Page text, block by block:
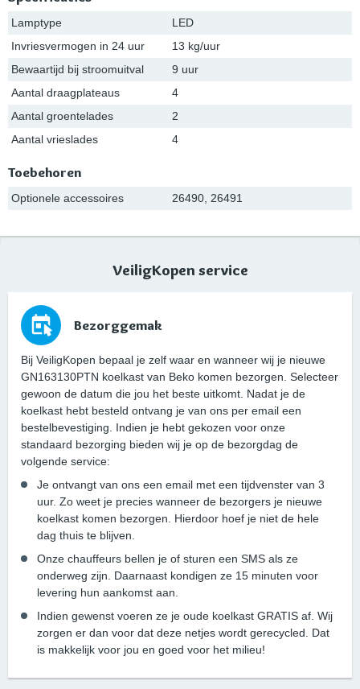
Lamptype
LED
Invriesvermogen in 24 uur
13 kg/uur
Bewaartijd bij stroomuitval
9 uur
Aantal draagplateaus
4
Aantal groentelades
2
Aantal vrieslades
4
Toebehoren
Optionele accessoires 26490, 26491
VeiligKopen service
Bezorggemak
Bij VeiligKopen bepaal je zelf waar en wanneer wij je nieuwe
GN163130PTN koelkast van Beko komen bezorgen. Selecteer
gewoon de datum die jou het beste uitkomt. Nadat je de
koelkast hebt besteld ontvang je van ons per email een
bestelbevestiging. Indien je hebt gekozen voor onze
standaard bezorging bieden wij je op de bezorgdag de
volgende service:
Je ontvangt van ons een email met een tijdvenster van 3
uur. Zo weet je precies wanneer de bezorgers je nieuwe
koelkast komen bezorgen. Hierdoor hoef je niet de hele
dag thuis te blijven.
Onze chauffeurs bellen je of sturen een SMS als ze
onderweg zijn. Daarnaast kondigen ze 15 minuten voor
levering hun aankomst aan.
Indien gewenst voeren ze je oude koelkast GRATIS af. Wij
zorgen er dan voor dat deze netjes wordt gerecycled. Dat
is makkelijk voor jou en goed voor het milieu!